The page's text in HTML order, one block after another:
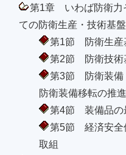
第1章 いわば防衛力
ての防衛生産・技術基
第1節 防衛生産
第2節 防衛技術
第3節 防衛装備
防衛装備移転の推進
第4節 装備品の
第5節 経済安全
取組